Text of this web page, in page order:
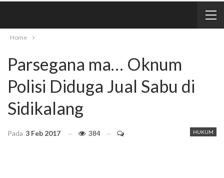
Home
Parsegana ma… Oknum
Polisi Diduga Jual Sabu di
Sidikalang
HUKUM
Pada 3 Feb 2017 384